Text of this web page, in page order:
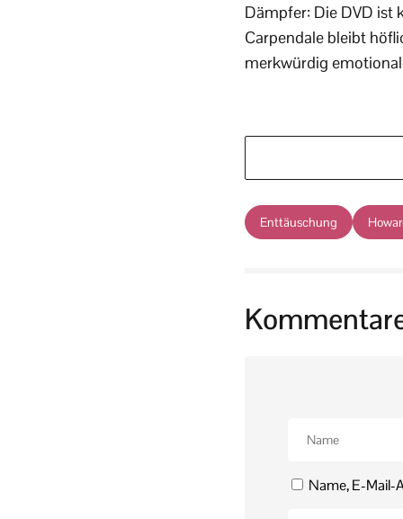
Dämpfer: Die DVD ist
Carpendale bleibt
merkwürdig
Enttäuschung
Name, E-Mail-